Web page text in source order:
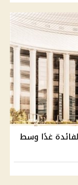
غدًا وسط